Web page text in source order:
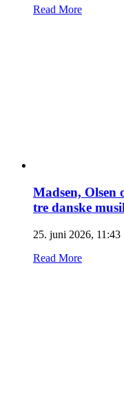
Read More
Madsen, Olsen
tre danske
25. juni 2026, 11:43
Read More